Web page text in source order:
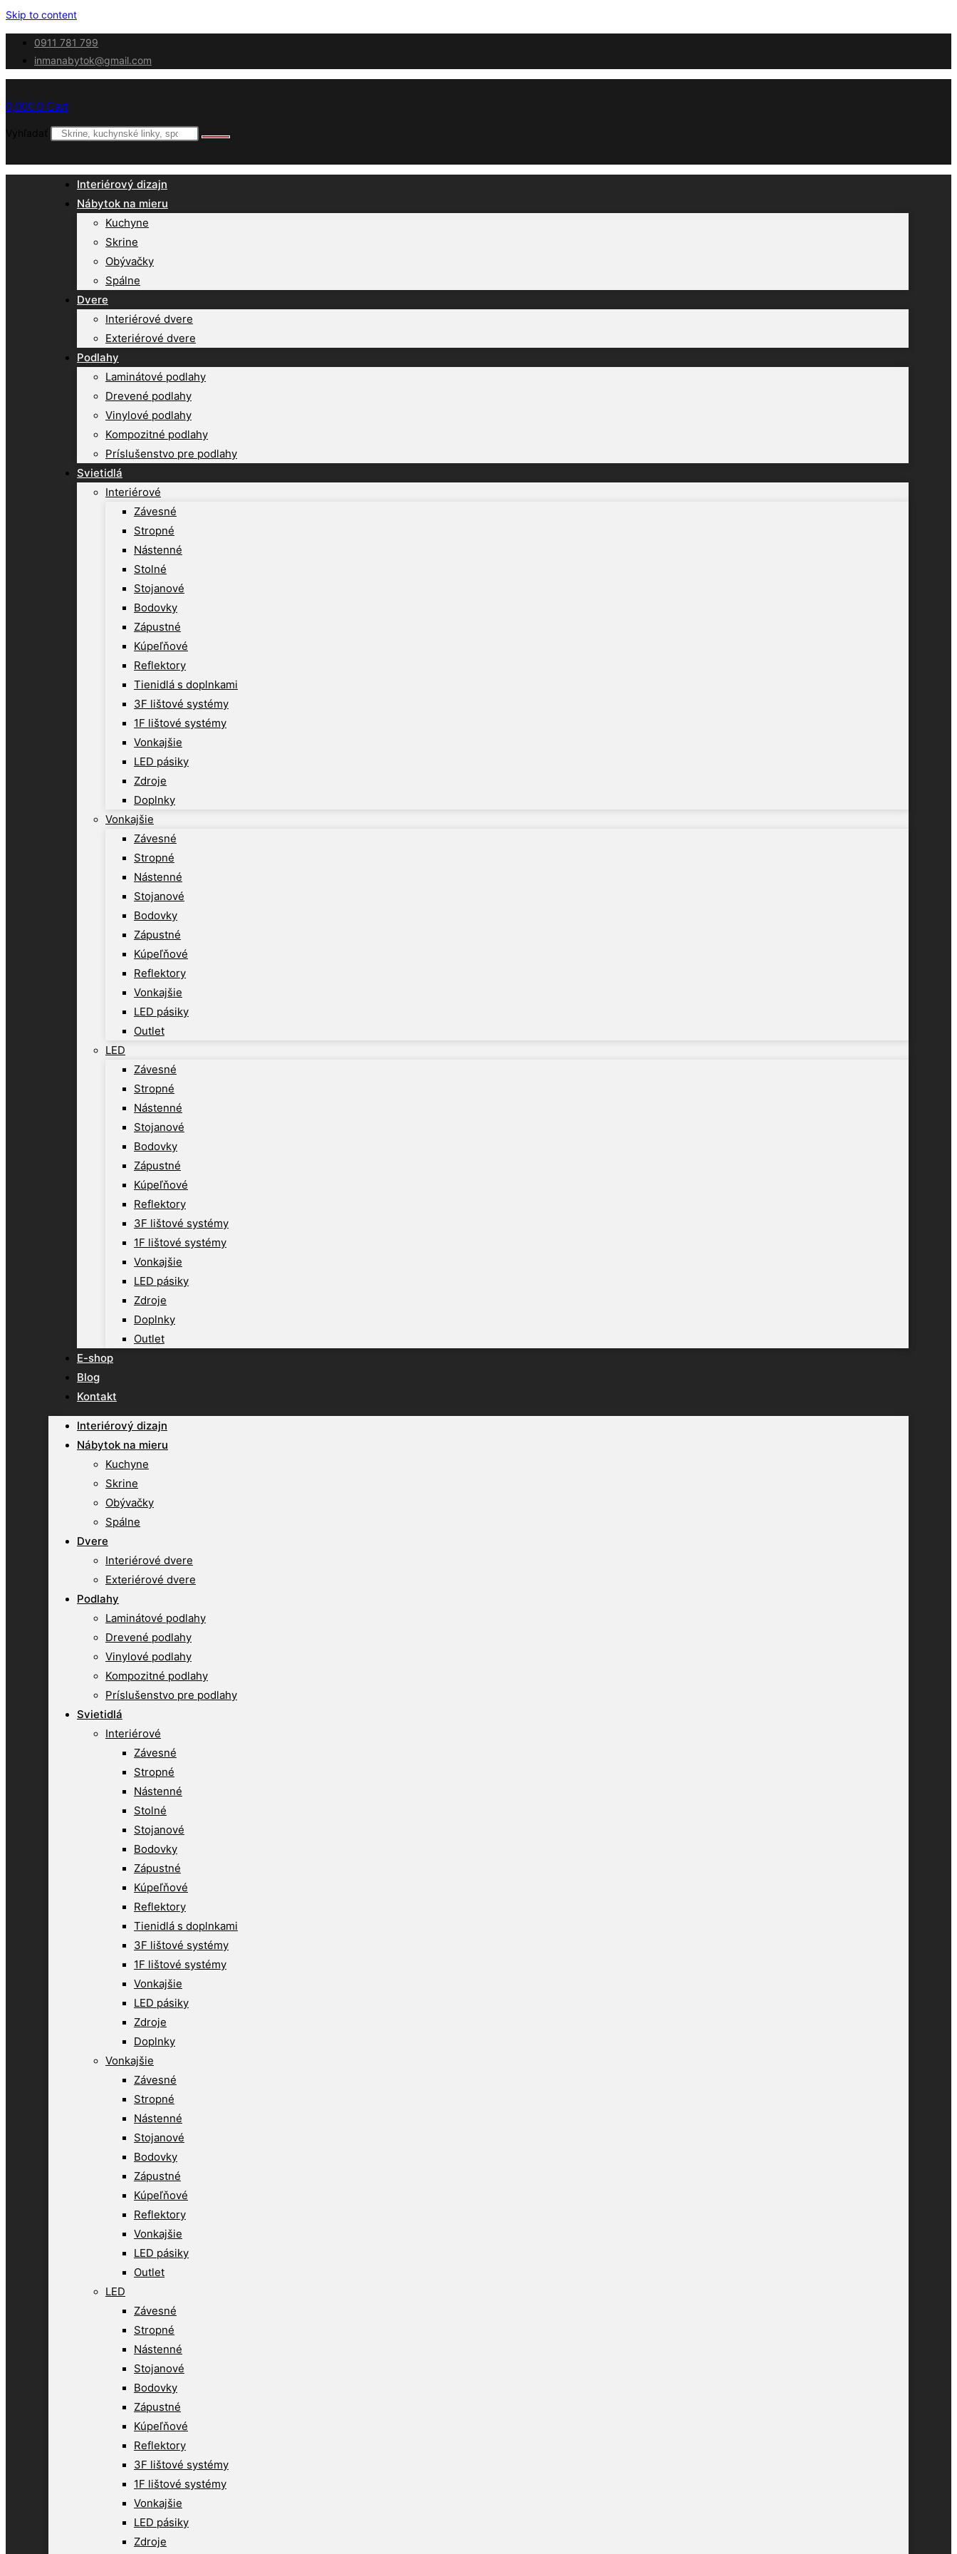
Skip to content
0911 781 799
inmanabytok@gmail.com
0,00€ 0 Cart
Vyhľadať
Interiérový dizajn
Nábytok na mieru
Kuchyne
Skrine
Obývačky
Spálne
Dvere
Interiérové dvere
Exteriérové dvere
Podlahy
Laminátové podlahy
Drevené podlahy
Vinylové podlahy
Kompozitné podlahy
Príslušenstvo pre podlahy
Svietidlá
Interiérové
Závesné
Stropné
Nástenné
Stolné
Stojanové
Bodovky
Zápustné
Kúpeľňové
Reflektory
Tienidlá s doplnkami
3F lištové systémy
1F lištové systémy
Vonkajšie
LED pásiky
Zdroje
Doplnky
Vonkajšie
Závesné
Stropné
Nástenné
Stojanové
Bodovky
Zápustné
Kúpeľňové
Reflektory
Vonkajšie
LED pásiky
Outlet
LED
Závesné
Stropné
Nástenné
Stojanové
Bodovky
Zápustné
Kúpeľňové
Reflektory
3F lištové systémy
1F lištové systémy
Vonkajšie
LED pásiky
Zdroje
Doplnky
Outlet
E-shop
Blog
Kontakt
Interiérový dizajn
Nábytok na mieru
Kuchyne
Skrine
Obývačky
Spálne
Dvere
Interiérové dvere
Exteriérové dvere
Podlahy
Laminátové podlahy
Drevené podlahy
Vinylové podlahy
Kompozitné podlahy
Príslušenstvo pre podlahy
Svietidlá
Interiérové
Závesné
Stropné
Nástenné
Stolné
Stojanové
Bodovky
Zápustné
Kúpeľňové
Reflektory
Tienidlá s doplnkami
3F lištové systémy
1F lištové systémy
Vonkajšie
LED pásiky
Zdroje
Doplnky
Vonkajšie
Závesné
Stropné
Nástenné
Stojanové
Bodovky
Zápustné
Kúpeľňové
Reflektory
Vonkajšie
LED pásiky
Outlet
LED
Závesné
Stropné
Nástenné
Stojanové
Bodovky
Zápustné
Kúpeľňové
Reflektory
3F lištové systémy
1F lištové systémy
Vonkajšie
LED pásiky
Zdroje